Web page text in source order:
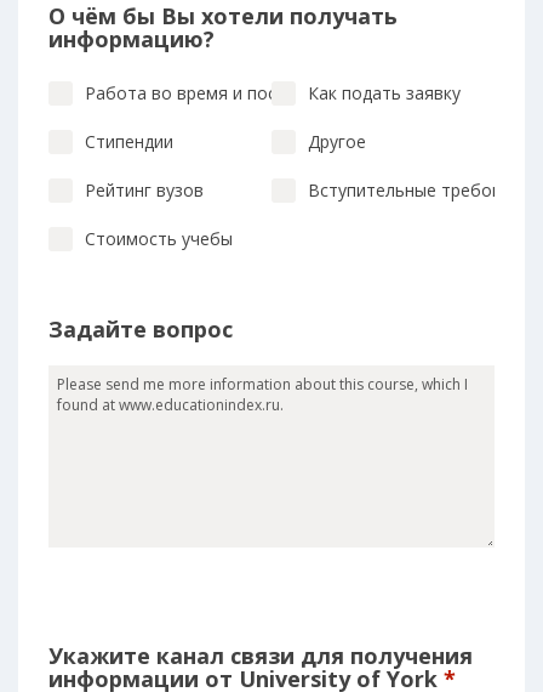
О чём бы Вы хотели получать
информацию?
Работа во время и после учебыКак подать заявку
Стипендии Другое
Рейтинг вузов Вступительные требования
Стоимость учебы
Задайте вопрос
Укажите канал связи для получения
информации от University of York *